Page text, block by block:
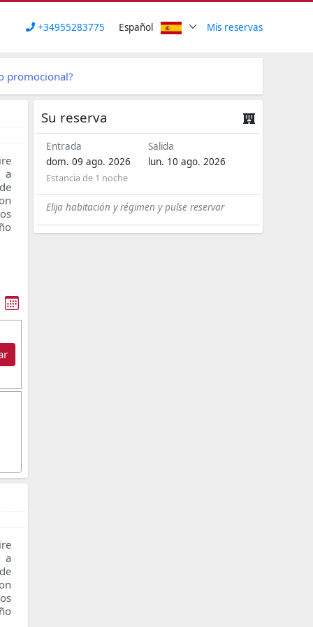
+34955283775 Español Mis reservas
promocional?
Su reserva
Entrada
dom. 09 ago. 2026
Salida
lun. 10 ago. 2026
Estancia de 1 noche
Elija habitación y régimen y pulse reservar
a
a